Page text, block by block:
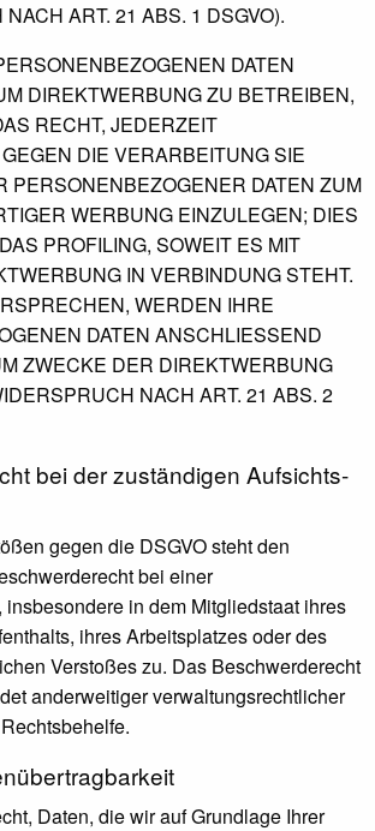
ART. 21 ABS. 1 DSGVO).
DATEN
DIREKTWERBUNG ZU BETREIBEN,
RECHT, JEDERZEIT
DIE VERARBEITUNG SIE
PERSONENBEZOGENER DATEN ZUM
WERBUNG EINZULEGEN; DIES
PROFILING, SOWEIT ES MIT
IN VERBINDUNG STEHT.
WERDEN IHRE
DATEN ANSCHLIESSEND
ZWECKE DER DIREKTWERBUNG
NACH ART. 21 ABS. 2
bei der zuständigen Aufsichts­
gegen die DSGVO steht den
bei einer
in dem Mitgliedstaat ihres
ihres Arbeitsplatzes oder des
Verstoßes zu. Das Beschwerderecht
anderweitiger verwaltungsrechtlicher
Daten, die wir auf Grundlage Ihrer